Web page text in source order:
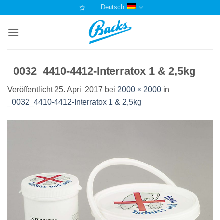
springen
Deutsch
_0032_4410-4412-Interratox 1 & 2,5kg
Veröffentlicht 25. April 2017 bei 2000 × 2000 in
_0032_4410-4412-Interratox 1 & 2,5kg